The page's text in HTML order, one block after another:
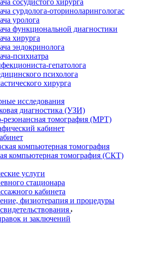
сосудистого хирурга
сурдолога-оториноларингологас
уролога
функциональной диагностики
хирурга
эндокринолога
психиатра
гепатолога
психолога
хирурга
исследования
диагностика (УЗИ)
томография (МРТ)
кабинет
компьютерная томография
компьютерная томография (СКТ)
услуги
стационара
кабинета
физиотерапия и процедуры
и заключений